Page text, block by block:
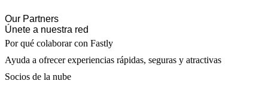
Our Partners
Únete a nuestra red
Por qué colaborar con Fastly
Ayuda a ofrecer experiencias rápidas, seguras y atractivas
Socios de la nube